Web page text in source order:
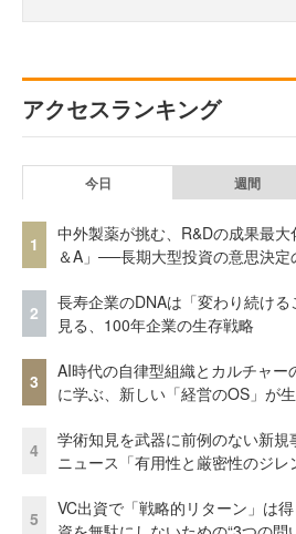
アクセスランキング
今日 週間
1
中外製薬が挑む、R&Dの成果最
＆A」──長期大型投資の意思決定
2
長寿企業のDNAは「変わり続け
見る、100年企業の生存戦略
3
AI時代の自律型組織とカルチャ
に学ぶ、新しい「経営のOS」が
4
学術知見を武器に前例のない新
ニュース「有用性と厳密性のジレ
5
VC出資で「戦略的リターン」は